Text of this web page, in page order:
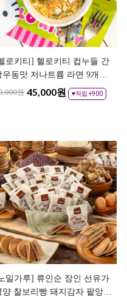
로키티] 헬로키티 컵누들 간
우동맛 저나트륨 라면 9개
/18개입
원 45,000원 ♥적립 +900
밀가루] 류인순 장인 선유가
양 찰보리빵 돼지감자 팥앙금